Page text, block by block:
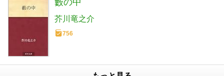
藪の中
芥川竜之介
756